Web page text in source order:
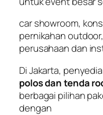
car showroom,
pernikahan
perusahaan dan
Di Jakarta,
polos dan tenda
berbagai pilihan
dengan